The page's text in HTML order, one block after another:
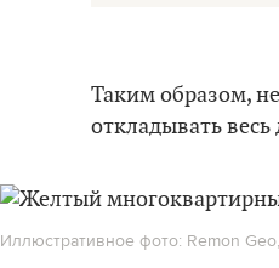
Таким образом,
откладывать весь
Иллюстративное фото: Remon